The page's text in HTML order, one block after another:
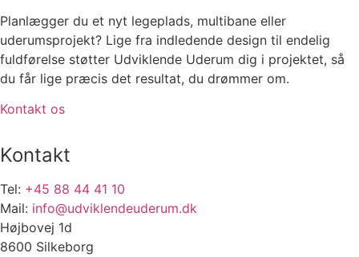
Planlægger du et nyt legeplads, multibane eller
uderumsprojekt? Lige fra indledende design til endelig
fuldførelse støtter Udviklende Uderum dig i projektet, så
du får lige præcis det resultat, du drømmer om.
Kontakt os
Kontakt
Tel: +45 88 44 41 10
Mail: info@udviklendeuderum.dk
Højbovej 1d
8600 Silkeborg